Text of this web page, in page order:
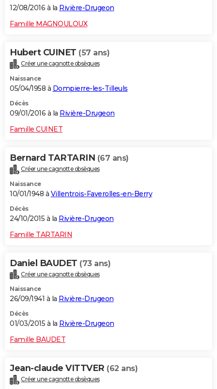
12/08/2016 à la Rivière-Drugeon
Famille MAGNOULOUX
Hubert CUINET (57 ans)
Créer une cagnotte obsèques
Naissance
05/04/1958 à Dompierre-les-Tilleuls
Décès
09/01/2016 à la Rivière-Drugeon
Famille CUINET
Bernard TARTARIN (67 ans)
Créer une cagnotte obsèques
Naissance
10/01/1948 à Villentrois-Faverolles-en-Berry
Décès
24/10/2015 à la Rivière-Drugeon
Famille TARTARIN
Daniel BAUDET (73 ans)
Créer une cagnotte obsèques
Naissance
26/09/1941 à la Rivière-Drugeon
Décès
01/03/2015 à la Rivière-Drugeon
Famille BAUDET
Jean-claude VITTVER (62 ans)
Créer une cagnotte obsèques